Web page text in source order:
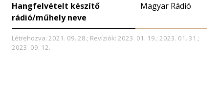
Hangfelvételt készítő
rádió/műhely neve
Magyar Rádió
Létrehozva: 2021. 09. 28.; Revíziók: 2023. 01. 19.; 2023. 01. 31.;
2023. 09. 12.